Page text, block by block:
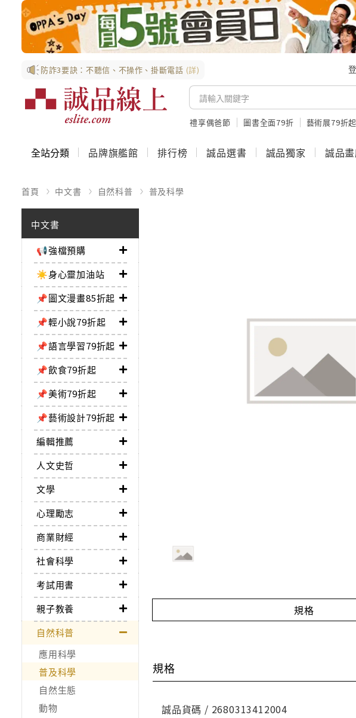
防詐3要訣：不聽信、不操作、掛斷電話 (詳)
禮享偶爸節 圖書全面79折 藝術展79折起
全站分類 品牌旗艦館 排行榜 誠品選書 誠品獨家 誠品
首頁 中文書 自然科普 普及科學
中文書
📢強檔預購
☀️身心靈加油站
📌圖文漫畫85折起
📌輕小說79折起
📌語言學習79折起
📌飲食79折起
📌美術79折起
📌藝術設計79折起
編輯推薦
人文史哲
文學
心理勵志
商業財經
社會科學
考試用書
親子教養
自然科普
應用科學
普及科學
自然生態
動物
規格
規格
誠品貨碼 / 2680313412004